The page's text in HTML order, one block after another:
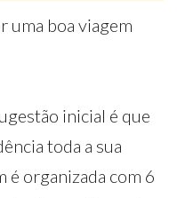
uma boa viagem
inicial é que
toda a sua
é organizada com 6